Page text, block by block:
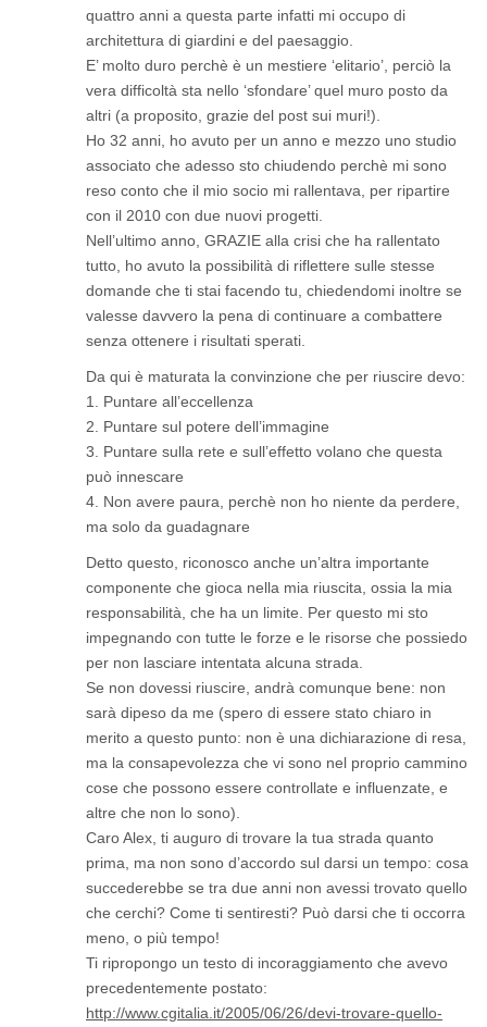
quattro anni a questa parte infatti mi occupo di
architettura di giardini e del paesaggio.
E’ molto duro perchè è un mestiere ‘elitario’, perciò la
vera difficoltà sta nello ‘sfondare’ quel muro posto da
altri (a proposito, grazie del post sui muri!).
Ho 32 anni, ho avuto per un anno e mezzo uno studio
associato che adesso sto chiudendo perchè mi sono
reso conto che il mio socio mi rallentava, per ripartire
con il 2010 con due nuovi progetti.
Nell’ultimo anno, GRAZIE alla crisi che ha rallentato
tutto, ho avuto la possibilità di riflettere sulle stesse
domande che ti stai facendo tu, chiedendomi inoltre se
valesse davvero la pena di continuare a combattere
senza ottenere i risultati sperati.
Da qui è maturata la convinzione che per riuscire devo:
1. Puntare all’eccellenza
2. Puntare sul potere dell’immagine
3. Puntare sulla rete e sull’effetto volano che questa
può innescare
4. Non avere paura, perchè non ho niente da perdere,
ma solo da guadagnare
Detto questo, riconosco anche un’altra importante
componente che gioca nella mia riuscita, ossia la mia
responsabilità, che ha un limite. Per questo mi sto
impegnando con tutte le forze e le risorse che possiedo
per non lasciare intentata alcuna strada.
Se non dovessi riuscire, andrà comunque bene: non
sarà dipeso da me (spero di essere stato chiaro in
merito a questo punto: non è una dichiarazione di resa,
ma la consapevolezza che vi sono nel proprio cammino
cose che possono essere controllate e influenzate, e
altre che non lo sono).
Caro Alex, ti auguro di trovare la tua strada quanto
prima, ma non sono d’accordo sul darsi un tempo: cosa
succederebbe se tra due anni non avessi trovato quello
che cerchi? Come ti sentiresti? Può darsi che ti occorra
meno, o più tempo!
Ti ripropongo un testo di incoraggiamento che avevo
precedentemente postato:
http://www.cgitalia.it/2005/06/26/devi-trovare-quello-